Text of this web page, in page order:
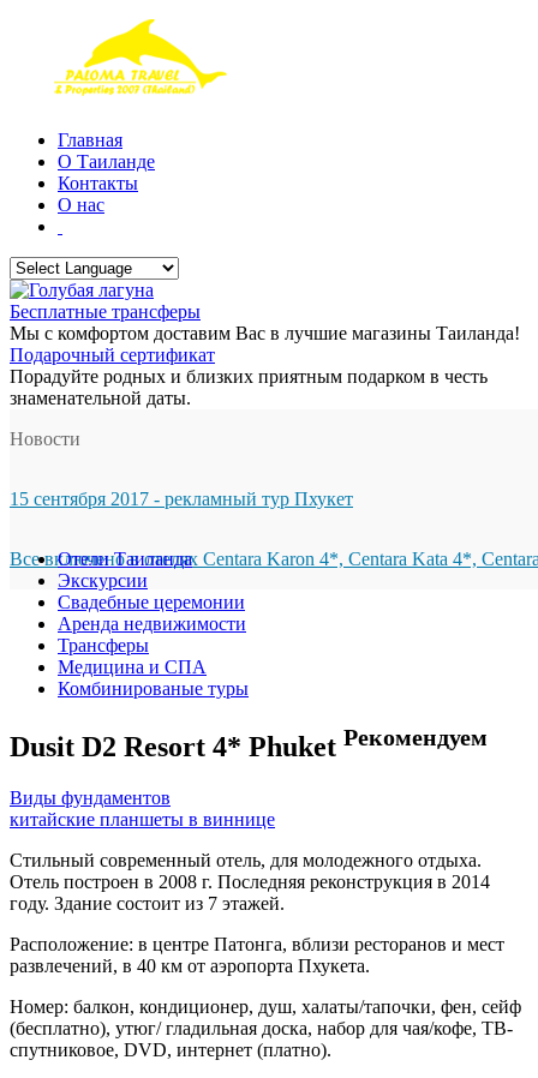
Главная
О Таиланде
Контакты
О нас
Бесплатные трансферы
Мы с комфортом доставим Вас в лучшие магазины Таиланда!
Подарочный сертификат
Порадуйте родных и близких приятным подарком в честь
знаменательной даты.
Новости
15 сентября 2017 - рекламный тур Пхукет
Все включено в отелях Centara Karon 4*, Centara Kata 4*,
Отели Таиланда
Экскурсии
Свадебные церемонии
Аренда недвижимости
Трансферы
Медицина и СПА
Комбинированые туры
Dusit D2 Resort 4* Phuket Рекомендуем
Виды фундаментов
китайские планшеты в виннице
Стильный современный отель, для молодежного отдыха.
Отель построен в 2008 г. Последняя реконструкция в 2014
году. Здание состоит из 7 этажей.
Расположение: в центре Патонга, вблизи ресторанов и мест
развлечений, в 40 км от аэропорта Пхукета.
Номер: балкон, кондиционер, душ, халаты/тапочки, фен, сейф
(бесплатно), утюг/ гладильная доска, набор для чая/кофе, ТВ-
спутниковое, DVD, интернет (платно).